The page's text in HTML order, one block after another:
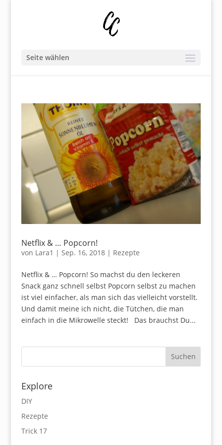
Seite wählen
Netflix & … Popcorn!
von Lara1 | Sep. 16, 2018| Rezepte
Netflix & … Popcorn! So machst du den leckeren
Snack ganz schnell selbst Popcorn selbst zu machen
ist viel einfacher, als man sich das vielleicht vorstellt.
Und damit meine ich nicht, die Tütchen, die man
einfach in die Mikrowelle steckt! Das brauchst Du...
Explore
DIY
Rezepte
Trick 17